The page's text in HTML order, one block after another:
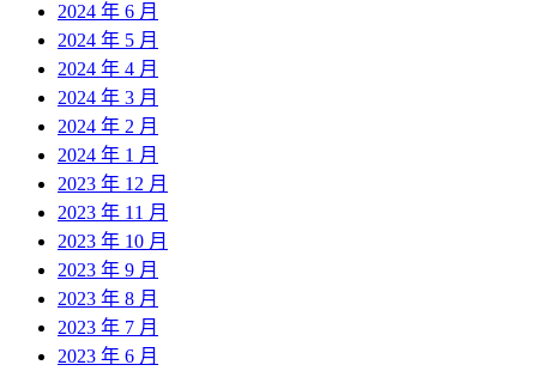
2024 年 6 月
2024 年 5 月
2024 年 4 月
2024 年 3 月
2024 年 2 月
2024 年 1 月
2023 年 12 月
2023 年 11 月
2023 年 10 月
2023 年 9 月
2023 年 8 月
2023 年 7 月
2023 年 6 月